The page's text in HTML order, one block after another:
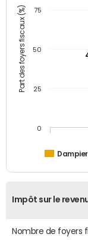
Part des foyers fiscaux (%)
0
25
50
75
Impôt sur le
Nombre de foyers